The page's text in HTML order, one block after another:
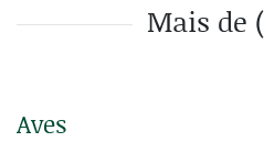
Mais de
Aves